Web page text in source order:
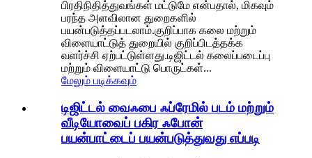
பிரதிநிதித்துவங்கள் மட்டுமே என்பதால், மிகவும்
பரந்த அளவிலான துறைகளில்
பயன்படுத்தப்படலாம்.குறிப்பாக கலை மற்றும்
விளையாட்டுத் துறையில் குறிப்பிடத்தக்க
வளர்ச்சி ஏற்பட்டுள்ளது.டிஜிட்டல் கலைப்படைப்பு
மற்றும் விளையாட்டு பொருட்கள்...
மேலும் படிக்கவும்
டிஜிட்டல் வைஃபை ஃப்ரேமில் படம் மற்றும்
வீடியோவைப் பகிர ஃபோன்
பயன்பாட்டைப் பயன்படுத்துவது எப்படி